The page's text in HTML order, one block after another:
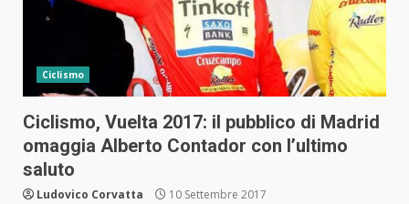
Ciclismo
Ciclismo, Vuelta 2017: il pubblico di Madrid
omaggia Alberto Contador con l’ultimo
saluto
Ludovico Corvatta 10 Settembre 2017